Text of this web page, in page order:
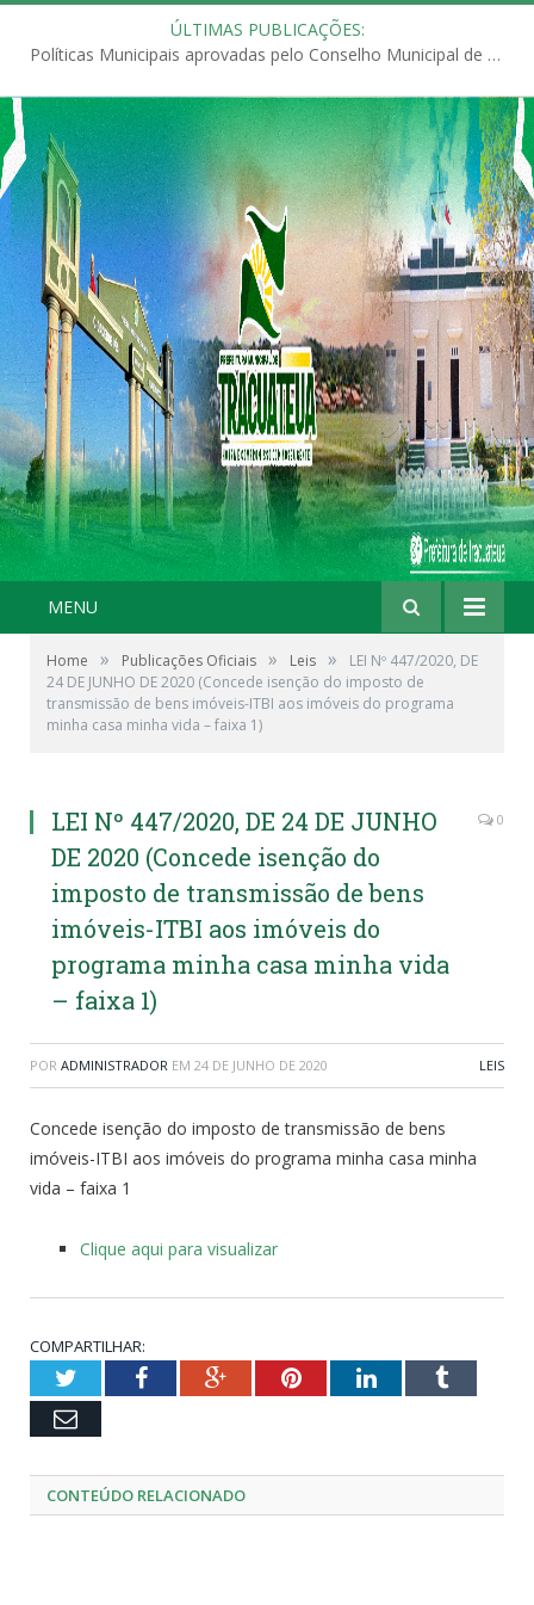
ÚLTIMAS PUBLICAÇÕES:
Políticas Municipais aprovadas pelo Conselho Municipal de Educação (CME)
MENU
Home » Publicações Oficiais » Leis »
LEI Nº 447/2020, DE
24 DE JUNHO DE 2020 (Concede isenção do imposto de
transmissão de bens imóveis-ITBI aos imóveis do programa
minha casa minha vida – faixa 1)
LEI Nº 447/2020, DE 24 DE JUNHO
DE 2020 (Concede isenção do
imposto de transmissão de bens
imóveis-ITBI aos imóveis do
programa minha casa minha vida
– faixa 1)
0
POR ADMINISTRADOR EM 24 DE JUNHO DE 2020 LEIS
Concede isenção do imposto de transmissão de bens
imóveis-ITBI aos imóveis do programa minha casa minha
vida – faixa 1
Clique aqui para visualizar
COMPARTILHAR:
TwitterFacebookGoogle+PinterestLinkedInTumblr
Email
CONTEÚDO RELACIONADO